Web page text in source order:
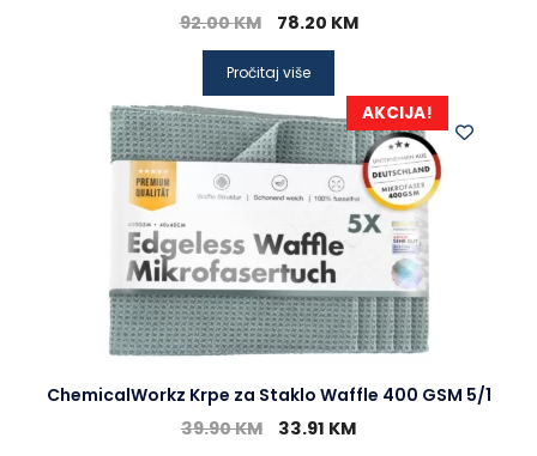
92.00KM 78.20 KM
Pročitaj više
AKCIJA!
ChemicalWorkz Krpe za Staklo Waffle 400 GSM 5/1
39.90KM 33.91 KM